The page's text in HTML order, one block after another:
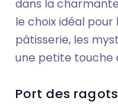
dans la
le choix idéal pour
pâtisserie, les
une petite touche
Port des ragots